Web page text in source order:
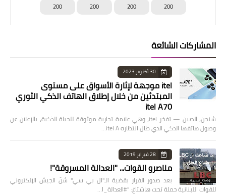
200
200
200
200
المشاركات الشائعة
30 أكتوبر 2023
itel موجهة لإثارة الأسواق على مستوى
المبتدئين من خلال إطلاق الهاتف الذكي الثوري
itel A70
شنجن، الصين — تفخر itel، وهي علامة تجارية موثوقة للحياة الذكية، بالإعلان عن
وصول هاتفها الذكي الذي طال انتظاره itel A…
28 فبراير 2019
مناصرو القوات... "العدالة المسروقة"!
بعد صدور القرار بقضية الـ"ال بي سي" شنّ الجيش الإلكتروني
للقوات اللبنانية حملة تحت هاشتاغ: "#العدالة_ا…